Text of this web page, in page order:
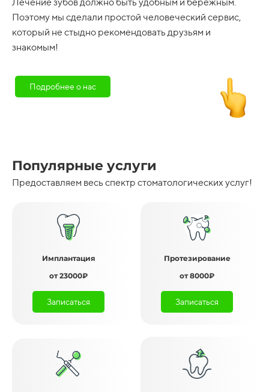
Поэтому мы сделали простой человеческий сервис,
который не стыдно рекомендовать друзьям и
знакомым!
Подробнее о нас
Популярные услуги
Предоставляем весь спектр стоматологических услуг!
Имплантация
от 23000₽
Записаться
Протезирование
от 8000₽
Записаться